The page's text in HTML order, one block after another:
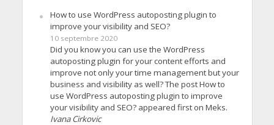
How to use WordPress autoposting plugin to
improve your visibility and SEO?
10 septembre 2020
Did you know you can use the WordPress
autoposting plugin for your content efforts and
improve not only your time management but your
business and visibility as well? The post How to
use WordPress autoposting plugin to improve
your visibility and SEO? appeared first on Meks.
Ivana Cirkovic